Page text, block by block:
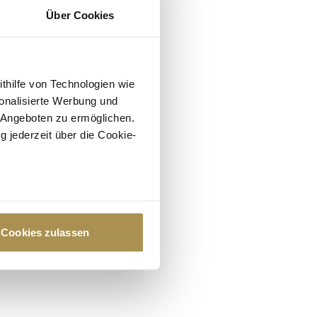
Über Cookies
von Technologien wie
Werbung und
zu ermöglichen.
jederzeit über die Cookie-
Präferenzen im
anbieten zu können
Verwendung unserer
Cookies zulassen
und
EM-